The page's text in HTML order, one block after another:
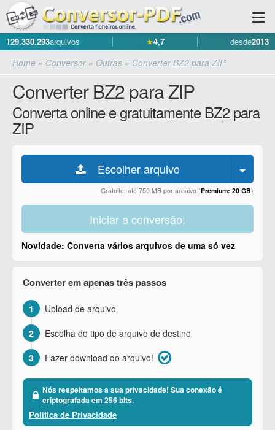
129.330.293arquivos ★4,7 desde2013
Home » Conversor» Outras » Converter BZ2 para ZIP
Converter BZ2 para ZIP
Converta online e gratuitamente BZ2 para
ZIP
Escolher arquivo
Gratuito: até 750 MB por arquivo (Premium: 20 GB)
Iniciar a conversão!
Novidade: Converta vários arquivos de uma só vez
Converter em apenas três passos
1
Upload de arquivo
2
Escolha do tipo de arquivo de destino
3
Fazer download do arquivo!
Nós respeitamos a sua privacidade! Sua conexão é
criptografada em 256 bits.
Política de Privacidade